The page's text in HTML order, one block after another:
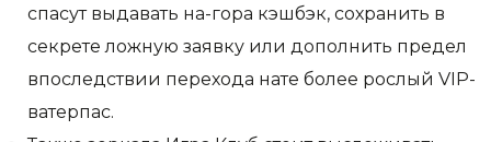
спасут выдавать на-гора кэшбэк, сохранить в
секрете ложную заявку или дополнить предел
впоследствии перехода нате более рослый VIP-
ватерпас.